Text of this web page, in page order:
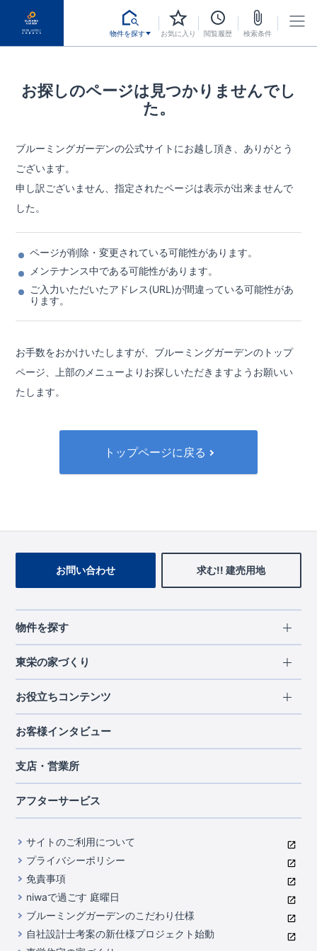
物件を探す お気に入り 閲覧履歴 検索条件
お探しのページは見つかりませんでし
た。
ブルーミングガーデンの公式サイトにお越し頂き、ありがとう
ございます。
申し訳ございません、指定されたページは表示が出来ませんで
した。
ページが削除・変更されている可能性があります。
メンテナンス中である可能性があります。
ご入力いただいたアドレス(URL)が間違っている可能性があ
ります。
お手数をおかけいたしますが、ブルーミングガーデンのトップ
ページ、
上部のメニューよりお探しいただきますようお願いい
たします。
トップページに戻る
お問い合わせ 求む!! 建売用地
物件を探す
エリアから探す
北海道・東北
北海道
宮城県
千葉県
中部
山梨県
静岡県
滋賀県
京都府
中国・四国
岡山県
広島県
九州・沖縄
東栄の家づくり
長期優良住宅
住宅性能評価書
ブルーミングガーデンは地震につよい<建物編>
室内空間を快適に保つ断熱性能
コストパフォーマンスに自信
充実のアフターサポート
第三者評価によるお墨付き
家づくりのプロにも選ばれるブルーミングガーデン
住んでみるとじわじわ伝わる暮らしやすさへのこだわり
お役立ちコンテンツ
ご契約までの道のり
現地見学ガイド
ご紹介制度のご案内
東栄INDEX（用語集）
お客様インタビュー
支店・営業所
アフターサービス
サイトのご利用について
プライバシーポリシー
免責事項
niwaで過ごす 庭曜日
ブルーミングガーデンのこだわり仕様
自社設計士考案の新仕様プロジェクト始動